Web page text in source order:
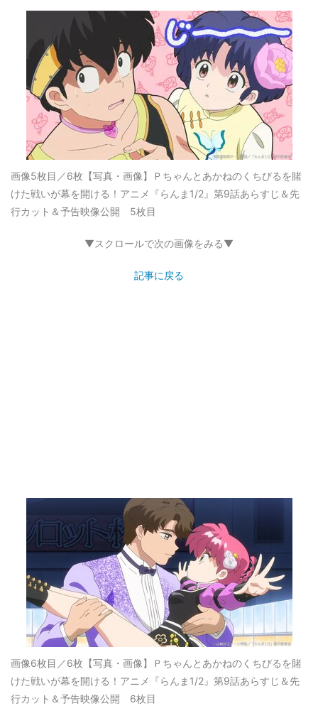
画像5枚目／6枚 【写真・画像】Ｐちゃんとあかねのくちびるを賭
けた戦いが幕を開ける！アニメ『らんま1/2』第9話あらすじ＆先
行カット＆予告映像公開 5枚目
▼スクロールで次の画像をみる▼
記事に戻る
画像6枚目／6枚 【写真・画像】Ｐちゃんとあかねのくちびるを賭
けた戦いが幕を開ける！アニメ『らんま1/2』第9話あらすじ＆先
行カット＆予告映像公開 6枚目